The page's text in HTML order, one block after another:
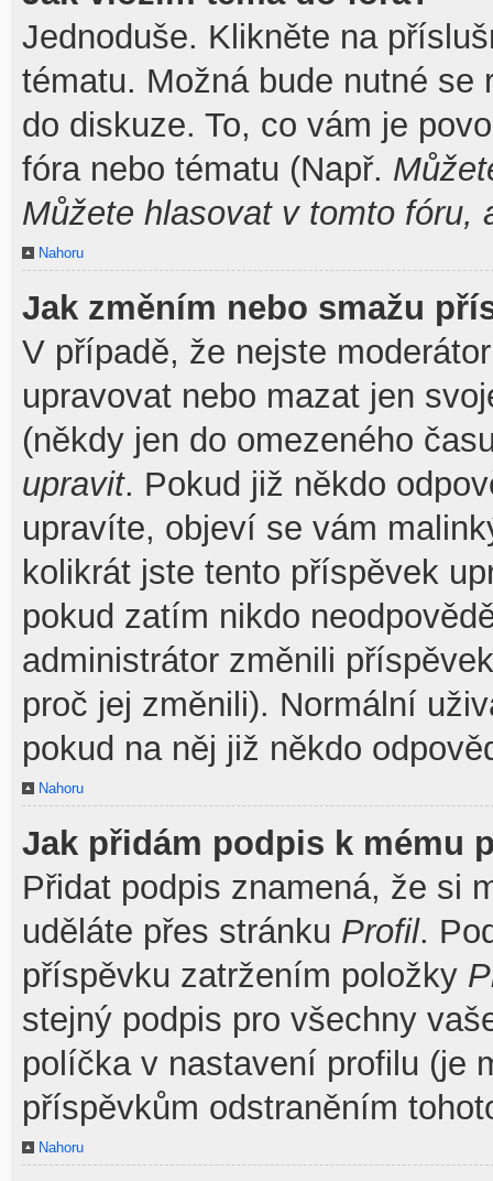
Jednoduše. Klikněte na
tématu. Možná bude nutné se
do diskuze. To, co vám je
fóra nebo tématu (Např.
Můžete hlasovat v tomto fóru,
Nahoru
Jak změním nebo smažu
V případě, že nejste
upravovat nebo mazat jen
(někdy jen do omezeného
upravit. Pokud již někdo
upravíte, objeví se vám
kolikrát jste tento příspěvek
pokud zatím nikdo
administrátor změnili
proč jej změnili). Normální
pokud na něj již někdo
Nahoru
Jak přidám podpis k mému
Přidat podpis znamená, že si
uděláte přes stránku Profil.
příspěvku zatržením položky
stejný podpis pro všechny
políčka v nastavení profilu (je
příspěvkům odstraněním
Nahoru